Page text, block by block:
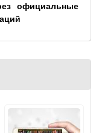
официальные